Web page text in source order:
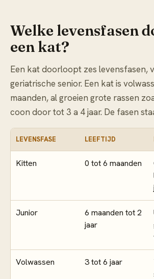
Welke levensfasen
een kat?
Een kat doorloopt zes levensfasen,
geriatrische senior. Een kat is
maanden, al groeien grote rassen
coon door tot 3 a 4 jaar. De fasen
LEVENSFASE LEEFTIJD
Kitten 0 tot 6 maanden
Junior
6 maanden tot 2
jaar
Volwassen 3 tot 6 jaar